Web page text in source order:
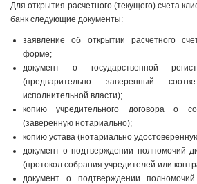
Для открытия расчетного (текущего) счета
банк следующие документы:
заявление об открытии расчетного
форме;
документ о государственной
(предварительно за­веренный
исполнительной власти);
копию учредительного договора о
(заверенную но­тариально);
копию устава (нотариально
документ о подтверждении полномочий
(протокол собрания учредителей или
документ о подтверждении полномочий